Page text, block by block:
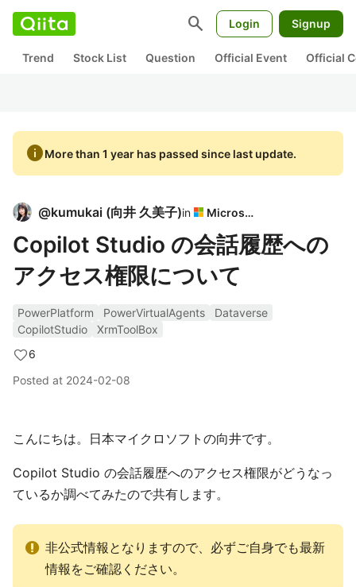
search Login Signup
Trend Stock List Question Official Event Official
infoMore than 1 year has passed since last update.
@kumukai (向井 久美子)in Microsoft
Copilot Studio の会話履歴への
アクセス権限について
PowerPlatform PowerVirtualAgents
Dataverse
CopilotStudio
XrmToolBox
6
Posted at 2024-02-08
こんにちは。日本マイクロソフトの向井です。
Copilot Studio の会話履歴へのアクセス権限がどうなっ
ているか調べてみたので共有します。
非公式情報となりますので、必ずご自身でも最新
情報をご確認ください。